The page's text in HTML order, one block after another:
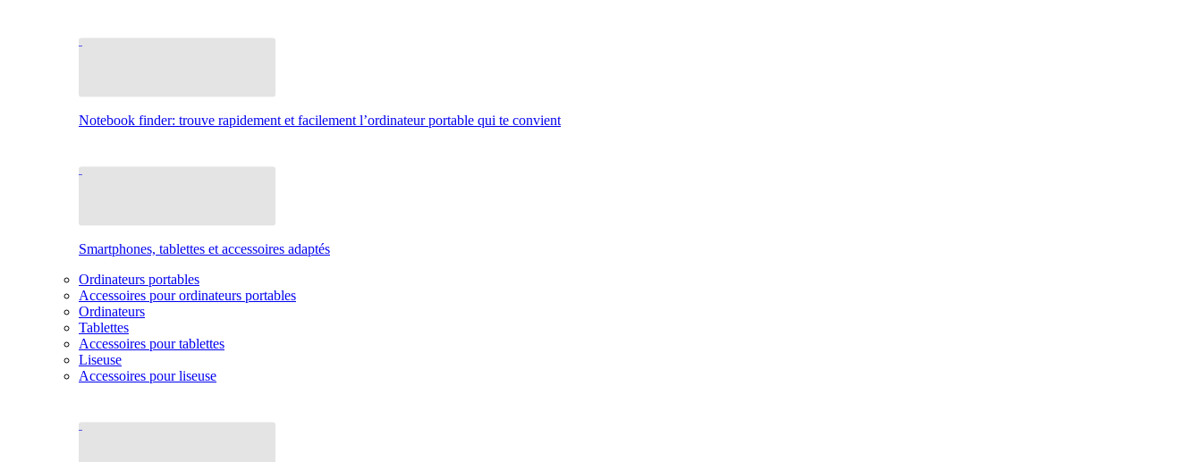
Notebook finder: trouve rapidement et facilement l’ordinateur portable qui te convient
Smartphones, tablettes et accessoires adaptés
Ordinateurs portables
Accessoires pour ordinateurs portables
Ordinateurs
Tablettes
Accessoires pour tablettes
Liseuse
Accessoires pour liseuse